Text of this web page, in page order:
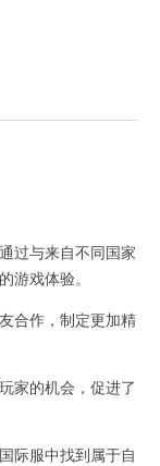
过与来自不同国家
游戏体验。
合作，制定更加精
家的机会，促进了
际服中找到属于自